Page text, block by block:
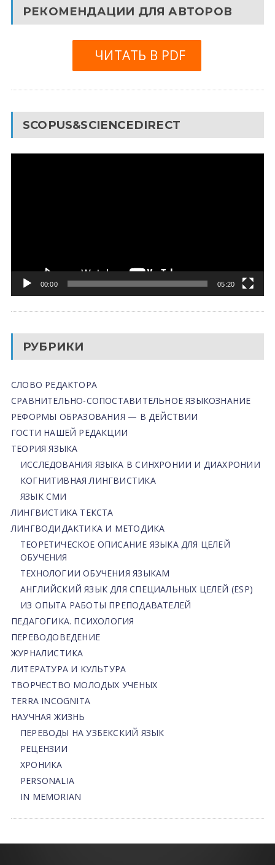
РЕКОМЕНДАЦИИ ДЛЯ АВТОРОВ
ЧИТАТЬ В PDF
SCOPUS&SCIENCEDIRECT
00:00 05:20
РУБРИКИ
СЛОВО РЕДАКТОРА
СРАВНИТЕЛЬНО-СОПОСТАВИТЕЛЬНОЕ ЯЗЫКОЗНАНИЕ
РЕФОРМЫ ОБРАЗОВАНИЯ — В ДЕЙСТВИИ
ГОСТИ НАШЕЙ РЕДАКЦИИ
ТЕОРИЯ ЯЗЫКА
ИССЛЕДОВАНИЯ ЯЗЫКА В СИНХРОНИИ И ДИАХРОНИИ
КОГНИТИВНАЯ ЛИНГВИСТИКА
ЯЗЫК СМИ
ЛИНГВИСТИКА ТЕКСТА
ЛИНГВОДИДАКТИКА И МЕТОДИКА
ТЕОРЕТИЧЕСКОЕ ОПИСАНИЕ ЯЗЫКА ДЛЯ ЦЕЛЕЙ
ОБУЧЕНИЯ
ТЕХНОЛОГИИ ОБУЧЕНИЯ ЯЗЫКАМ
АНГЛИЙСКИЙ ЯЗЫК ДЛЯ СПЕЦИАЛЬНЫХ ЦЕЛЕЙ (ESP)
ИЗ ОПЫТА РАБОТЫ ПРЕПОДАВАТЕЛЕЙ
ПЕДАГОГИКА. ПСИХОЛОГИЯ
ПЕРЕВОДОВЕДЕНИЕ
ЖУРНАЛИСТИКА
ЛИТЕРАТУРА И КУЛЬТУРА
ТВОРЧЕСТВО МОЛОДЫХ УЧЕНЫХ
TERRA INCOGNITA
НАУЧНАЯ ЖИЗНЬ
ПЕРЕВОДЫ НА УЗБЕКСКИЙ ЯЗЫК
РЕЦЕНЗИИ
ХРОНИКА
PERSONALIA
IN MEMORIAN